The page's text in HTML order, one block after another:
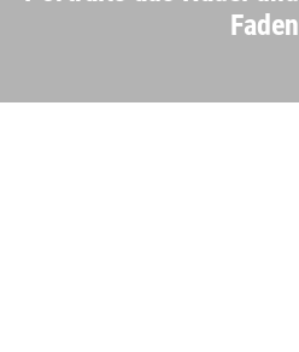
Faden